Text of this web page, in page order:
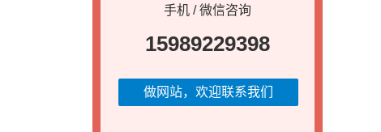
手机 / 微信咨询
15989229398
做网站，欢迎联系我们